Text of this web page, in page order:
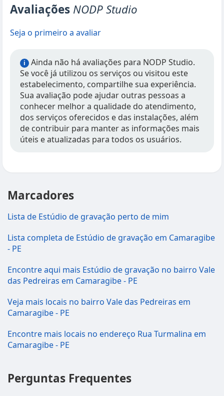
Avaliações NODP Studio
Seja o primeiro a avaliar
i
Ainda não há avaliações para NODP Studio.
Se você já utilizou os serviços ou visitou este
estabelecimento, compartilhe sua experiência.
Sua avaliação pode ajudar outras pessoas a
conhecer melhor a qualidade do atendimento,
dos serviços oferecidos e das instalações, além
de contribuir para manter as informações mais
úteis e atualizadas para todos os usuários.
Marcadores
Lista de Estúdio de gravação perto de mim
Lista completa de Estúdio de gravação em Camaragibe
- PE
Encontre aqui mais Estúdio de gravação no bairro Vale
das Pedreiras em Camaragibe - PE
Veja mais locais no bairro Vale das Pedreiras em
Camaragibe - PE
Encontre mais locais no endereço Rua Turmalina em
Camaragibe - PE
Perguntas Frequentes